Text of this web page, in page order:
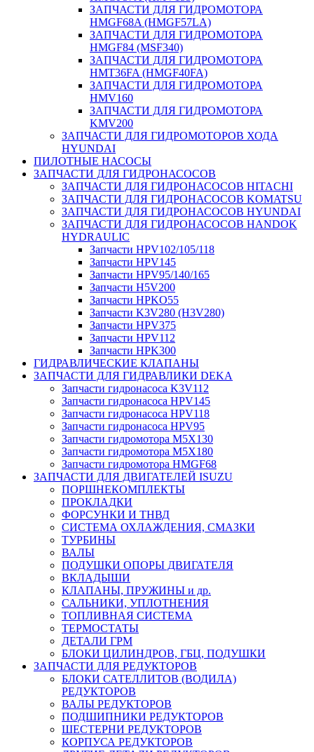
ЗАПЧАСТИ ДЛЯ ГИДРОМОТОРА
HMGF68A (HMGF57LA)
ЗАПЧАСТИ ДЛЯ ГИДРОМОТОРА
HMGF84 (MSF340)
ЗАПЧАСТИ ДЛЯ ГИДРОМОТОРА
HMT36FA (HMGF40FA)
ЗАПЧАСТИ ДЛЯ ГИДРОМОТОРА
HMV160
ЗАПЧАСТИ ДЛЯ ГИДРОМОТОРА
KMV200
ЗАПЧАСТИ ДЛЯ ГИДРОМОТОРОВ ХОДА
HYUNDAI
ПИЛОТНЫЕ НАСОСЫ
ЗАПЧАСТИ ДЛЯ ГИДРОНАСОСОВ
ЗАПЧАСТИ ДЛЯ ГИДРОНАСОСОВ HITACHI
ЗАПЧАСТИ ДЛЯ ГИДРОНАСОСОВ KOMATSU
ЗАПЧАСТИ ДЛЯ ГИДРОНАСОСОВ HYUNDAI
ЗАПЧАСТИ ДЛЯ ГИДРОНАСОСОВ HANDOK
HYDRAULIC
Запчасти HPV102/105/118
Запчасти HPV145
Запчасти HPV95/140/165
Запчасти H5V200
Запчасти HPKO55
Запчасти K3V280 (H3V280)
Запчасти HPV375
Запчасти HPV112
Запчасти HPK300
ГИДРАВЛИЧЕСКИЕ КЛАПАНЫ
ЗАПЧАСТИ ДЛЯ ГИДРАВЛИКИ DEKA
Запчасти гидронасоса K3V112
Запчасти гидронасоса HPV145
Запчасти гидронасоса HPV118
Запчасти гидронасоса HPV95
Запчасти гидромотора M5X130
Запчасти гидромотора M5X180
Запчасти гидромотора HMGF68
ЗАПЧАСТИ ДЛЯ ДВИГАТЕЛЕЙ ISUZU
ПОРШНЕКОМПЛЕКТЫ
ПРОКЛАДКИ
ФОРСУНКИ И ТНВД
СИСТЕМА ОХЛАЖДЕНИЯ, СМАЗКИ
ТУРБИНЫ
ВАЛЫ
ПОДУШКИ ОПОРЫ ДВИГАТЕЛЯ
ВКЛАДЫШИ
КЛАПАНЫ, ПРУЖИНЫ и др.
САЛЬНИКИ, УПЛОТНЕНИЯ
ТОПЛИВНАЯ СИСТЕМА
ТЕРМОСТАТЫ
ДЕТАЛИ ГРМ
БЛОКИ ЦИЛИНДРОВ, ГБЦ, ПОДУШКИ
ЗАПЧАСТИ ДЛЯ РЕДУКТОРОВ
БЛОКИ САТЕЛЛИТОВ (ВОДИЛА)
РЕДУКТОРОВ
ВАЛЫ РЕДУКТОРОВ
ПОДШИПНИКИ РЕДУКТОРОВ
ШЕСТЕРНИ РЕДУКТОРОВ
КОРПУСА РЕДУКТОРОВ